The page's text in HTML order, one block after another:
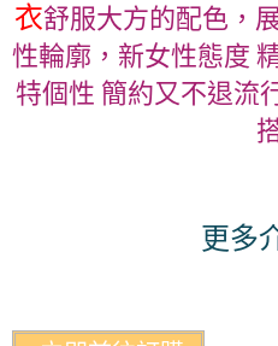
衣舒服大方的配色，
性輪廓，新女性態度
特個性 簡約又不退流
更多